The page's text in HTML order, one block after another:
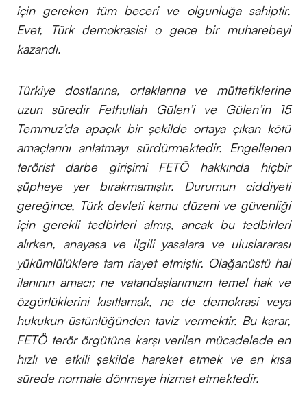
için gereken tüm beceri ve olgunluğa sahiptir.
Evet, Türk demokrasisi o gece bir muharebeyi
kazandı.
Türkiye dostlarına, ortaklarına ve müttefiklerine
uzun süredir Fethullah Gülen’i ve Gülen’in 15
Temmuz’da apaçık bir şekilde ortaya çıkan kötü
amaçlarını anlatmayı sürdürmektedir. Engellenen
terörist darbe girişimi FETÖ hakkında hiçbir
şüpheye yer bırakmamıştır. Durumun ciddiyeti
gereğince, Türk devleti kamu düzeni ve güvenliği
için gerekli tedbirleri almış, ancak bu tedbirleri
alırken, anayasa ve ilgili yasalara ve uluslararası
yükümlülüklere tam riayet etmiştir. Olağanüstü hal
ilanının amacı; ne vatandaşlarımızın temel hak ve
özgürlüklerini kısıtlamak, ne de demokrasi veya
hukukun üstünlüğünden taviz vermektir. Bu karar,
FETÖ terör örgütüne karşı verilen mücadelede en
hızlı ve etkili şekilde hareket etmek ve en kısa
sürede normale dönmeye hizmet etmektedir.